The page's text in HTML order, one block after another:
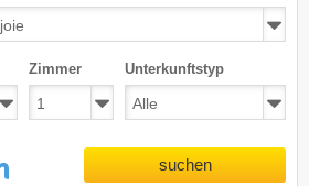
Zimmer Unterkunftstyp
suchen